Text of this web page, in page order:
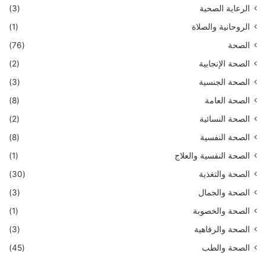
الرعاية الصحية
(3)
الروحانية والصلاة
(1)
الصحة
(76)
الصحة الإنجابية
(2)
الصحة الجنسية
(3)
الصحة العامة
(8)
الصحة النسائية
(2)
الصحة النفسية
(8)
الصحة النفسية والعلاج
(1)
الصحة والتغذية
(30)
الصحة والجمال
(3)
الصحة والخصوبة
(1)
الصحة والرفاهية
(3)
الصحة والطب
(45)